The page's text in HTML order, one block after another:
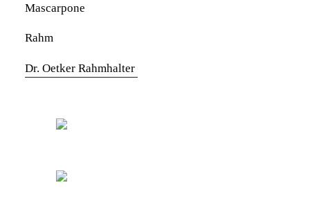
Mascarpone
Rahm
Dr. Oetker Rahmhalter